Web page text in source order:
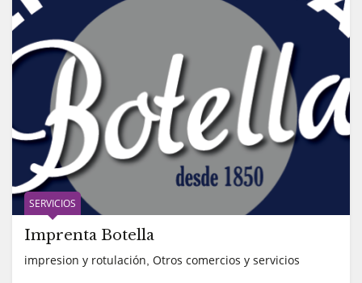
SERVICIOS
Imprenta Botella
impresion y rotulación Otros comercios y servicios